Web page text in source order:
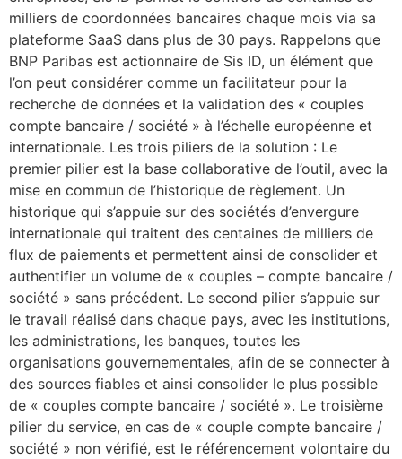
milliers de coordonnées bancaires chaque mois via sa
plateforme SaaS dans plus de 30 pays. Rappelons que
BNP Paribas est actionnaire de Sis ID, un élément que
l’on peut considérer comme un facilitateur pour la
recherche de données et la validation des « couples
compte bancaire / société » à l’échelle européenne et
internationale. Les trois piliers de la solution : Le
premier pilier est la base collaborative de l’outil, avec la
mise en commun de l’historique de règlement. Un
historique qui s’appuie sur des sociétés d’envergure
internationale qui traitent des centaines de milliers de
flux de paiements et permettent ainsi de consolider et
authentifier un volume de « couples – compte bancaire /
société » sans précédent. Le second pilier s’appuie sur
le travail réalisé dans chaque pays, avec les institutions,
les administrations, les banques, toutes les
organisations gouvernementales, afin de se connecter à
des sources fiables et ainsi consolider le plus possible
de « couples compte bancaire / société ». Le troisième
pilier du service, en cas de « couple compte bancaire /
société » non vérifié, est le référencement volontaire du